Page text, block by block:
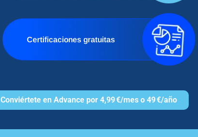
Certificaciones gratuitas
Conviértete en Advance por 4,99 €/mes o 49 €/año